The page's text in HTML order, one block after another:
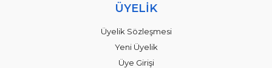
ÜYELİK
Üyelik Sözleşmesi
Yeni Üyelik
Üye Girişi